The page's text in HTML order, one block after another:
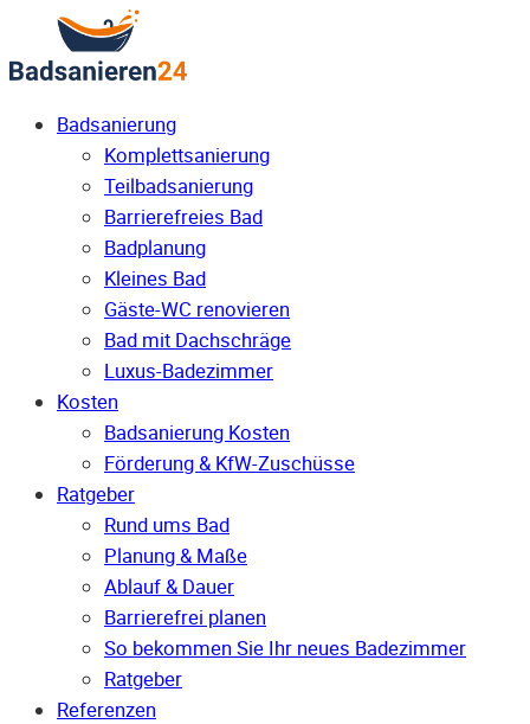
Badsanierung
Komplettsanierung
Teilbadsanierung
Barrierefreies Bad
Badplanung
Kleines Bad
Gäste-WC renovieren
Bad mit Dachschräge
Luxus-Badezimmer
Kosten
Badsanierung Kosten
Förderung & KfW-Zuschüsse
Ratgeber
Rund ums Bad
Planung & Maße
Ablauf & Dauer
Barrierefrei planen
So bekommen Sie Ihr neues Badezimmer
Ratgeber
Referenzen